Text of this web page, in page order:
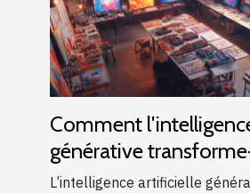
Comment
générative
industries créatives ?
L’intelligence artificielle